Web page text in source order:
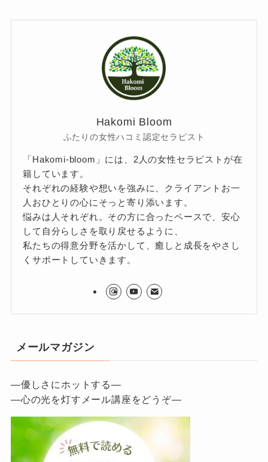
Hakomi Bloom
ふたりの女性ハコミ認定セラピスト
「Hakomi-bloom」には、2人の女性セラピストが在
籍しています。
それぞれの経験や想いを強みに、クライアントお一
人おひとりの心にそっと寄り添います。
悩みは人それぞれ。その方に合ったペースで、安心
して自分らしさを取り戻せるように、
私たちの得意分野を活かして、癒しと成長をやさし
くサポートしていきます。
メールマガジン
—優しさにホットする—
—心の光を灯すメール講座をどうぞ—